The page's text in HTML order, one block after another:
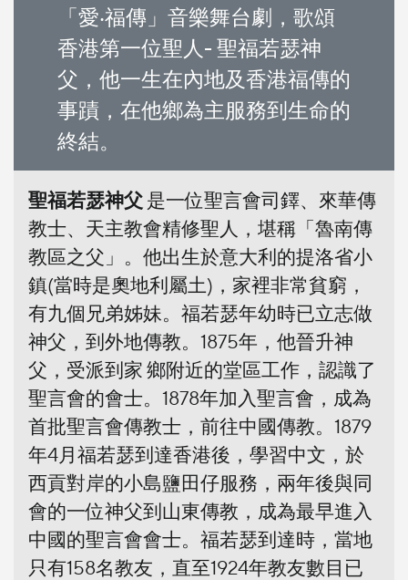
「愛‧福傳」音樂舞台劇，歌頌
香港第一位聖人- 聖福若瑟神
父，他一生在內地及香港福傳的
事蹟，在他鄉為主服務到生命的
終結。
聖福若瑟神父是一位聖言會司鐸、來華傳
教士、天主教會精修聖人，堪稱「魯南傳
教區之父」。他出生於意大利的提洛省小
鎮(當時是奧地利屬土)，家裡非常貧窮，
有九個兄弟姊妹。福若瑟年幼時已立志做
神父，到外地傳教。1875年，他晉升神
父，受派到家 鄉附近的堂區工作，認識了
聖言會的會士。1878年加入聖言會，成為
首批聖言會傳教士，前往中國傳教。1879
年4月福若瑟到達香港後，學習中文，於
西貢對岸的小島鹽田仔服務，兩年後與同
會的一位神父到山東傳教，成為最早進入
中國的聖言會會士。福若瑟到達時，當地
只有158名教友，直至1924年教友數目已